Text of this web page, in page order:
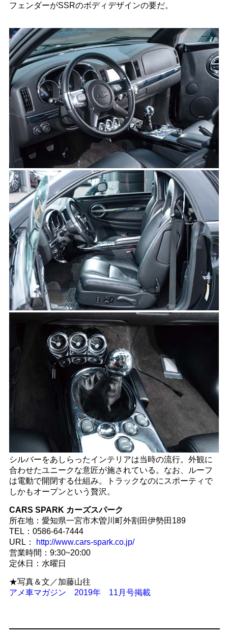
フェンダーがSSRのボディデザインの要だ。
シルバーをあしらったインテリアは当時の流行。外観に
合わせたユニークな意匠が施されている。なお、ルーフ
は電動で開閉する仕組み。トラックなのにスポーティで
しかもオープンという贅沢。
CARS SPARK カーズスパーク
所在地：愛知県一宮市木曽川町外割田伊勢田189
TEL：0586-64-7444
URL：
http://www.cars-spark.co.jp/
営業時間：9:30~20:00
定休日：水曜日
★写真＆文／加藤山往
アメ車マガジン 2019年 11月号掲載